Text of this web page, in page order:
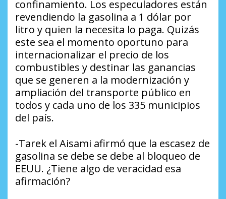
confinamiento. Los especuladores están
revendiendo la gasolina a 1 dólar por
litro y quien la necesita lo paga. Quizás
este sea el momento oportuno para
internacionalizar el precio de los
combustibles y destinar las ganancias
que se generen a la modernización y
ampliación del transporte público en
todos y cada uno de los 335 municipios
del país.
-Tarek el Aisami afirmó que la escasez de
gasolina se debe se debe al bloqueo de
EEUU. ¿Tiene algo de veracidad esa
afirmación?